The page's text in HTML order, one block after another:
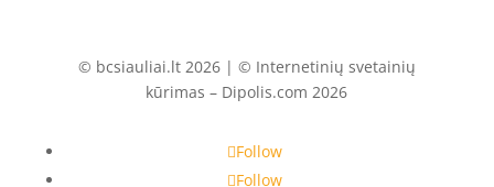
© bcsiauliai.lt 2026 | © Internetinių svetainių
kūrimas – Dipolis.com 2026
Follow
Follow